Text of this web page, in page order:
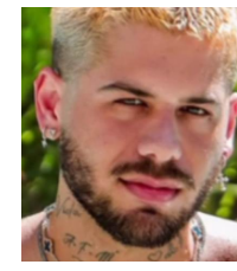
feminina!'... Ver mais